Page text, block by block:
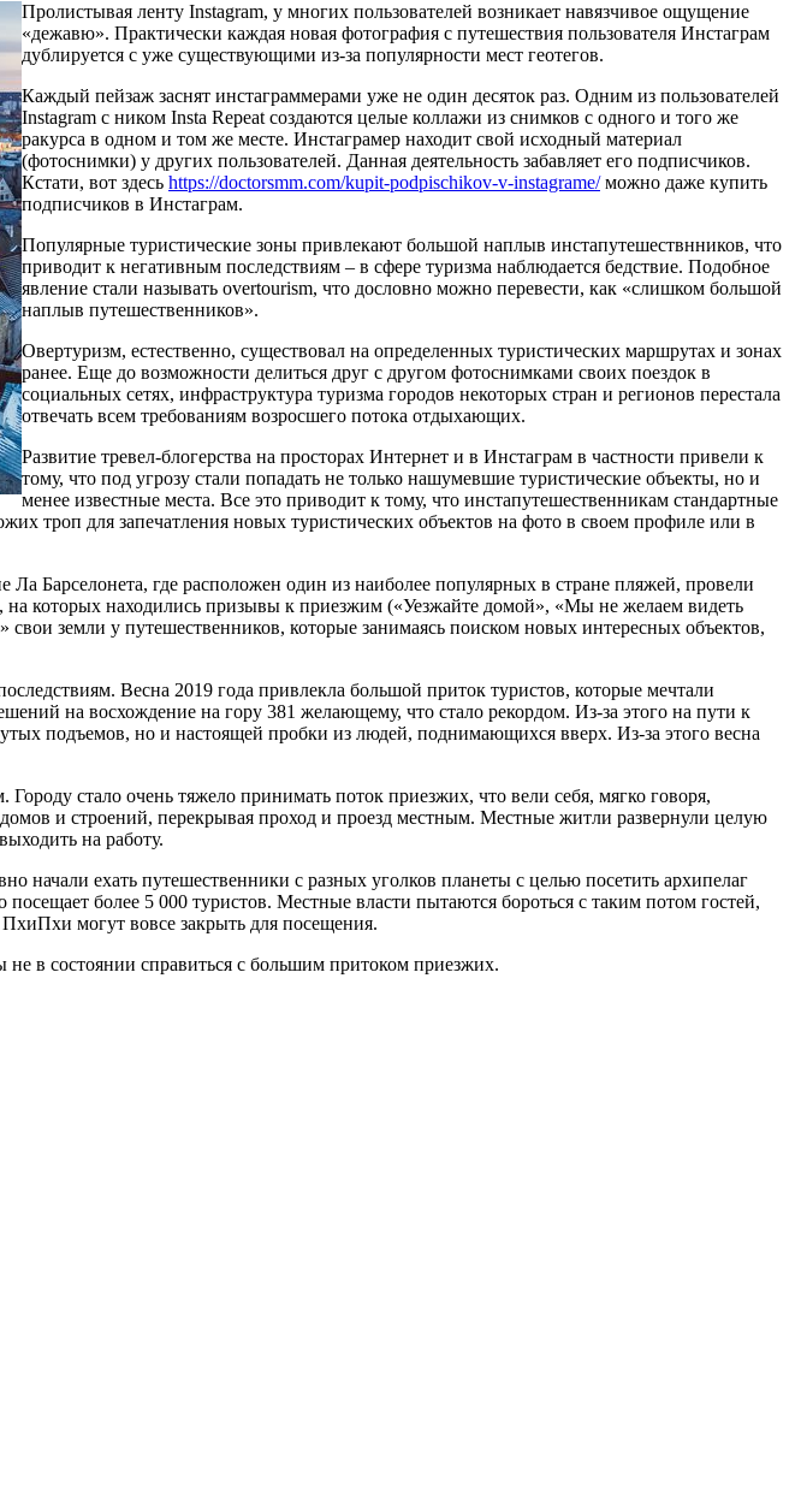
Пролистывая ленту Instagram, у многих пользователей возникает навязчивое ощущение
«дежавю». Практически каждая новая фотография с путешествия пользователя Инстаграм
дублируется с уже существующими из-за популярности мест геотегов.
Каждый пейзаж заснят инстаграммерами уже не один десяток раз. Одним из пользователей
Instagram с ником Insta Repeat создаются целые коллажи из снимков с одного и того же
ракурса в одном и том же месте. Инстаграмер находит свой исходный материал
(фотоснимки) у других пользователей. Данная деятельность забавляет его подписчиков.
Кстати, вот здесь https://doctorsmm.com/kupit-podpischikov-v-instagrame/можно даже купить
подписчиков в Инстаграм.
Популярные туристические зоны привлекают большой наплыв инстапутешествнников, что
приводит к негативным последствиям – в сфере туризма наблюдается бедствие. Подобное
явление стали называть overtourism, что дословно можно перевести, как «слишком большой
наплыв путешественников».
Овертуризм, естественно, существовал на определенных туристических маршрутах и зонах
ранее. Еще до возможности делиться друг с другом фотоснимками своих поездок в
социальных сетях, инфраструктура туризма городов некоторых стран и регионов перестала
отвечать всем требованиям возросшего потока отдыхающих.
Развитие тревел-блогерства на просторах Интернет и в Инстаграм в частности привели к
тому, что под угрозу стали попадать не только нашумевшие туристические объекты, но и
менее известные места. Все это приводит к тому, что инстапутешественникам стандартные
троп для запечатления новых туристических объектов на фото в своем профиле или в
Барселонета, где расположен один из наиболее популярных в стране пляжей, провели
которых находились призывы к приезжим («Уезжайте домой», «Мы не желаем видеть
земли у путешественников, которые занимаясь поиском новых интересных объектов,
Весна 2019 года привлекла большой приток туристов, которые мечтали
на восхождение на гору 381 желающему, что стало рекордом. Из-за этого на пути к
подъемов, но и настоящей пробки из людей, поднимающихся вверх. Из-за этого весна
стало очень тяжело принимать поток приезжих, что вели себя, мягко говоря,
и строений, перекрывая проход и проезд местным. Местные житли развернули целую
на работу.
ехать путешественники с разных уголков планеты с целью посетить архипелаг
более 5 000 туристов. Местные власти пытаются бороться с таким потом гостей,
могут вовсе закрыть для посещения.
в состоянии справиться с большим притоком приезжих.